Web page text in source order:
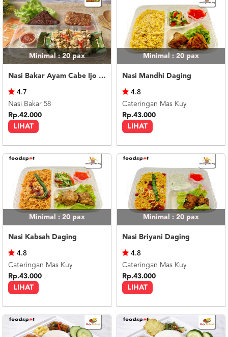
Minimal : 20pax
Nasi Bakar Ayam Cabe Ijo + Tahu Tempe
LIHAT
4.7
Nasi Bakar 58
Rp.42.000
Minimal : 20pax
Nasi Mandhi Daging
LIHAT
4.8
Cateringan Mas Kuy
Rp.43.000
Minimal : 20 pax
Nasi Kabsah Daging
LIHAT
4.8
Cateringan Mas Kuy
Rp.43.000
Minimal : 20 pax
Nasi Briyani Daging
LIHAT
4.8
Cateringan Mas Kuy
Rp.43.000